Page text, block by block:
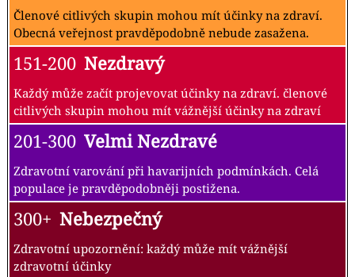
Členové citlivých skupin mohou mít účinky na zdraví.
Obecná veřejnost pravděpodobně nebude zasažena.
151-200 Nezdravý
Každý může začít projevovat účinky na zdraví. členové
citlivých skupin mohou mít vážnější účinky na zdraví
201-300 Velmi Nezdravé
Zdravotní varování při havarijních podmínkách. Celá
populace je pravděpodobněji postižena.
300+ Nebezpečný
Zdravotní upozornění: každý může mít vážnější
zdravotní účinky